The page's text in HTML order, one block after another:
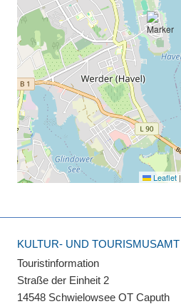
Leaflet|
KULTUR- UND TOURISMUSAMT
Touristinformation
Straße der Einheit 2
14548 Schwielowsee OT Caputh